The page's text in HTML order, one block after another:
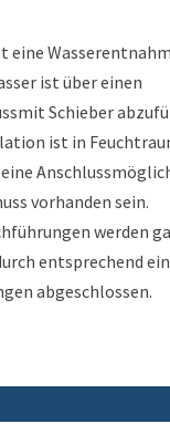
eine
ist über einen
Schieber
ist in
vorhanden sein.
werden
entsprechend
abgeschlossen.